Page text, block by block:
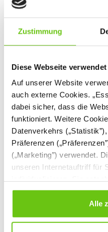
Zustimmung
Diese Webseite
Auf unserer Website
auch externe Cookies.
dabei sicher, dass die
funktioniert. Weitere
Datenverkehrs
Präferenzen
(„Marketing”) verwendet.
unseren Internetauftriff für
Cookies Sie erlauben.
wählen Sie „Alle
Daten verarbeitet, die für
Alle
Leichte
Fallschutzmatte 100